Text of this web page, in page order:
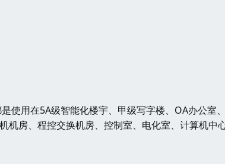
用在5A级智能化楼宇、甲级写字楼、OA办公室
机房、程控交换机房、控制室、电化室、计算机中